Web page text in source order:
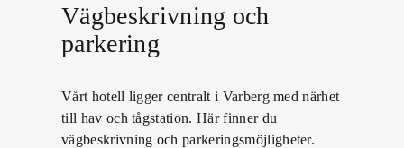
Vägbeskrivning och
parkering
Vårt hotell ligger centralt i Varberg med närhet
till hav och tågstation. Här finner du
vägbeskrivning och parkeringsmöjligheter.